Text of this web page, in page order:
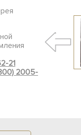
21
2005-